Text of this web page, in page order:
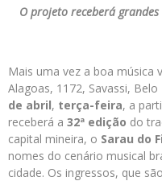
O projeto receberá
Mais uma vez a boa música
Alagoas, 1172, Savassi,
de abril, terça-feira, a
receberá a 32ª edição do
capital mineira, o Sarau do
nomes do cenário musical
cidade. Os ingressos, que